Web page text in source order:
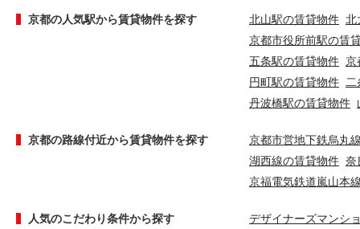
京都の人気駅から賃貸物件を探す 北山駅の賃貸物件 北
京都市役所前駅の賃
五条駅の賃貸物件 京
円町駅の賃貸物件
丹波橋駅の賃貸物件
京都の路線付近から賃貸物件を探す
京都市営地下鉄烏丸
湖西線の賃貸物件 奈
京福電気鉄道嵐山本
人気のこだわり条件から探す
デザイナーズマンシ